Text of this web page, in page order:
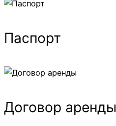
Паспорт
Договор аренды